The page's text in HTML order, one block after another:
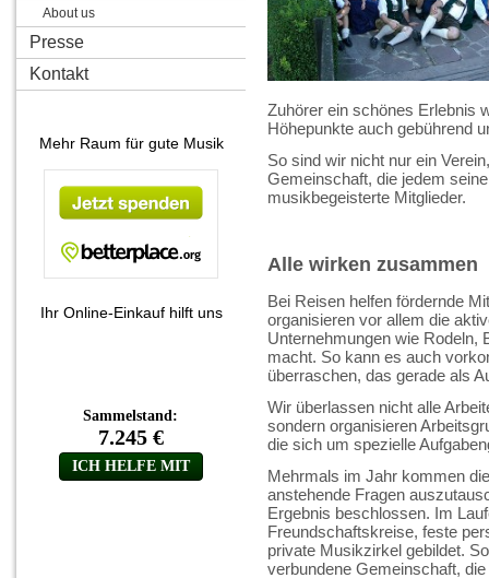
About us
Presse
Kontakt
Mehr Raum für gute Musik
Ihr Online-Einkauf hilft uns
Zuhörer ein schönes Erlebnis
Höhepunkte auch gebührend
So sind wir nicht nur ein
Gemeinschaft, die jedem
musikbegeisterte Mitglieder.
Alle wirken zusammen
Bei Reisen helfen fördernde
organisieren vor allem die
Unternehmungen wie Rodeln,
macht. So kann es auch
überraschen, das gerade als
Wir überlassen nicht alle
sondern organisieren
die sich um spezielle
Mehrmals im Jahr kommen
anstehende Fragen
Ergebnis beschlossen. Im
Freundschaftskreise, feste
private Musikzirkel gebildet.
verbundene Gemeinschaft,